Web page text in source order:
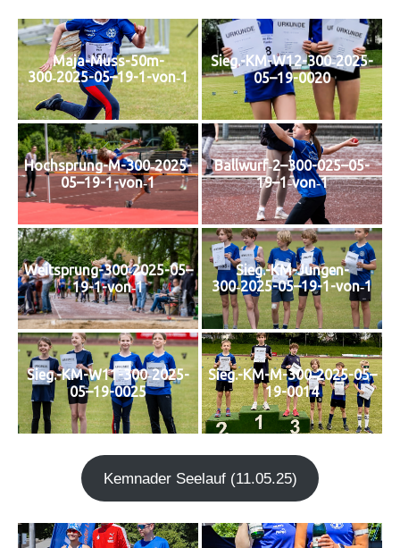
Maja-Muss-50m-
300‑2025-05–19-1-von‑1
Sieg.-KM-W12-300‑2025-
05–19-0020
Hochsprung-M-300‑2025-
05–19-1-von‑1
Ballwurf‑2–300-025–05-
19–1‑von‑1
Weitsprung-300‑2025-05–
19-1-von‑1
Sieg.-KM-Jungen-
300‑2025-05–19-1-von‑1
Sieg.-KM-W11-300‑2025-
05–19-0025
Sieg.-KM-M-300‑2025-05–
19-0014
Kem­n­ader See­lauf (11.05.25)